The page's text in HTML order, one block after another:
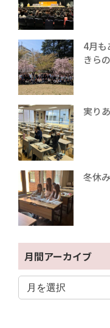
4月も
きら
実り
冬休
月間アーカイブ